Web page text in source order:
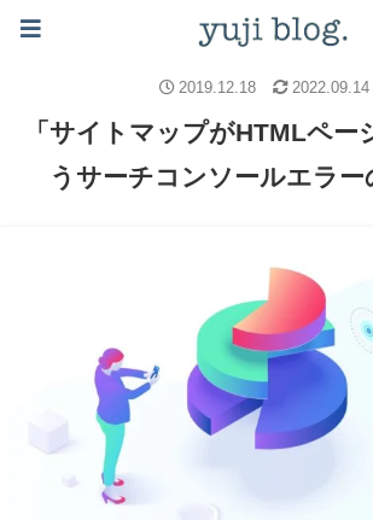
WordPress設定 SEO
「サイトマップがHTMLペー
うサーチコンソールエラー
2019.12.18 2022.09.14